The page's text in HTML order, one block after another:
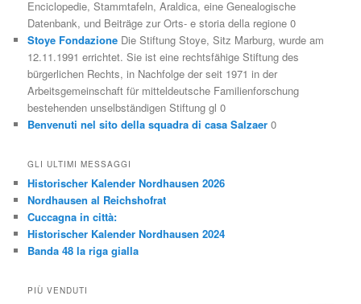
Enciclopedie, Stammtafeln, Araldica, eine Genealogische
Datenbank, und Beiträge zur Orts- e storia della regione 0
Stoye Fondazione Die Stiftung Stoye, Sitz Marburg, wurde am
12.11.1991 errichtet. Sie ist eine rechtsfähige Stiftung des
bürgerlichen Rechts, in Nachfolge der seit 1971 in der
Arbeitsgemeinschaft für mitteldeutsche Familienforschung
bestehenden unselbständigen Stiftung gl 0
Benvenuti nel sito della squadra di casa Salzaer 0
GLI ULTIMI MESSAGGI
Historischer Kalender Nordhausen 2026
Nordhausen al Reichshofrat
Cuccagna in città:
Historischer Kalender Nordhausen 2024
Banda 48 la riga gialla
PIÙ VENDUTI